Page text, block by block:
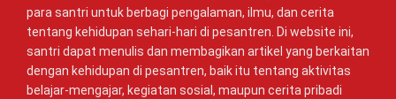
para santri untuk berbagi pengalaman, ilmu, dan cerita
tentang kehidupan sehari-hari di pesantren. Di website ini,
santri dapat menulis dan membagikan artikel yang berkaitan
dengan kehidupan di pesantren, baik itu tentang aktivitas
belajar-mengajar, kegiatan sosial, maupun cerita pribadi